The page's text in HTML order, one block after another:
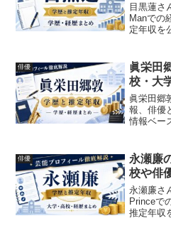
目黒蓮さ
Manでの
定年収を
俳優
眞栄田
校・大
眞栄田郷
報、俳優
情報ベー
俳優
永瀬廉
校や俳
永瀬廉さ
Princeで
推定年収